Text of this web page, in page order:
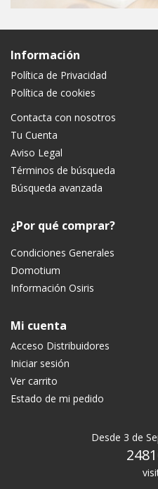
Información
Política de Privacidad
Política de cookies
Contacta con nosotros
Tu Cuenta
Aviso Legal
Términos de búsqueda
Búsqueda avanzada
¿Por qué comprar?
Condiciones Generales
Domotium
Información Osiris
Mi cuenta
Acceso Distribuidores
Iniciar sesión
Ver carrito
Estado de mi pedido
Desde 3 de